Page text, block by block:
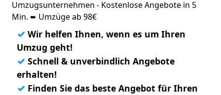
Umzugsunternehmen - Kostenlose Angebote in 5
Min. ➨ Umzüge ab 98€
✓ Wir helfen Ihnen, wenn es um Ihren
Umzug geht!
✓ Schnell & unverbindlich Angebote
erhalten!
✓ Finden Sie das beste Angebot für Ihren